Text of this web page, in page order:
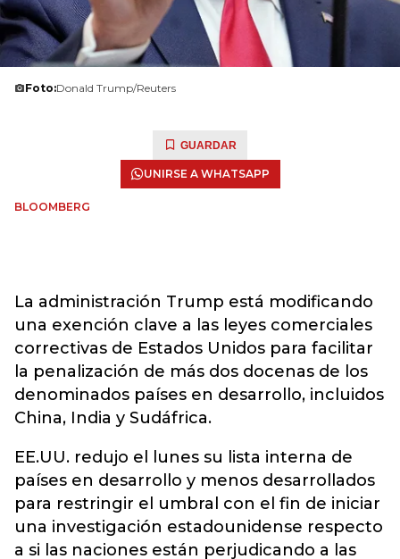
Foto:Donald Trump/Reuters
GUARDAR
UNIRSE A WHATSAPP
BLOOMBERG
La administración Trump está modificando
una exención clave a las leyes comerciales
correctivas de Estados Unidos para facilitar
la penalización de más dos docenas de los
denominados países en desarrollo, incluidos
China, India y Sudáfrica.
EE.UU. redujo el lunes su lista interna de
países en desarrollo y menos desarrollados
para restringir el umbral con el fin de iniciar
una investigación estadounidense respecto
a si las naciones están perjudicando a las